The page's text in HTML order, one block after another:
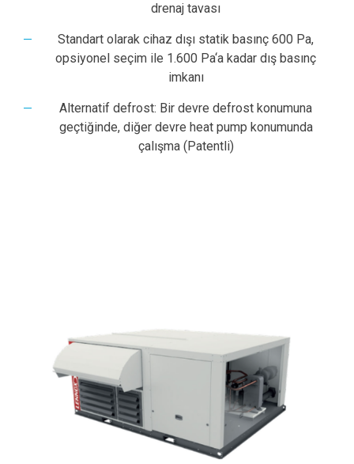
drenaj tavası
Standart olarak cihaz dışı statik basınç 600 Pa,
opsiyonel seçim ile 1.600 Pa‘a kadar dış basınç
imkanı
Alternatif defrost: Bir devre defrost konumuna
geçtiğinde, diğer devre heat pump konumunda
çalışma (Patentli)